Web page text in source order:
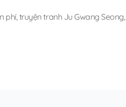
phí,truyện tranh Ju Gwang Seong,